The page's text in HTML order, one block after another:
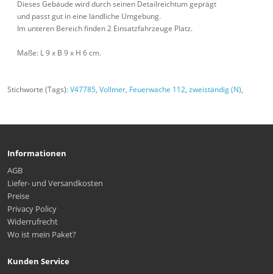
Dieses Gebäude wird durch seinen Detailreichtum geprägt
und passt gut in eine ländliche Umgebung.
Im unteren Bereich finden 2 Einsatzfahrzeuge Platz.
Maße: L 9 x B 9 x H 6 cm.
Stichworte (Tags):V47785, Vollmer, Feuerwache 112, zweiständig (N),
Informationen
AGB
Liefer- und Versandkosten
Preise
Privacy Policy
Widerrufrecht
Wo ist mein Paket?
Kunden Service